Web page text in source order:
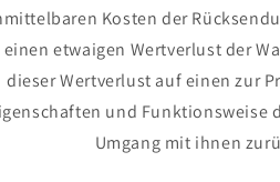
Kosten der
einen etwaigen Wertverlust der
dieser Wertverlust auf einen zur
und Funktionsweise
Umgang mit ihnen